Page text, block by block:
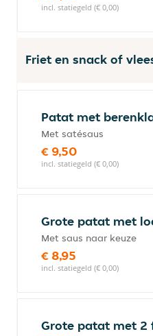
incl. statiegeld (€ 0,00)
Friet en snack of
Patat met
Met satésaus
€ 9,50
incl. statiegeld (€ 0,00)
Grote patat met
Met saus naar keuze
€ 8,95
incl. statiegeld (€ 0,00)
Grote patat met 2